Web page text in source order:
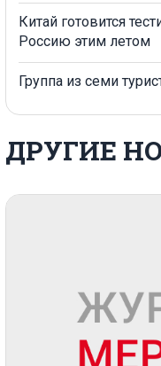
Китай готовится
Россию этим летом
Группа из семи
ДРУГИЕ